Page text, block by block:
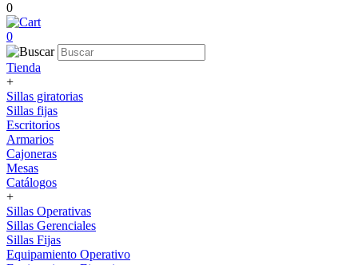
0
0
Tienda
+
Sillas giratorias
Sillas fijas
Escritorios
Armarios
Cajoneras
Mesas
Catálogos
+
Sillas Operativas
Sillas Gerenciales
Sillas Fijas
Equipamiento Operativo